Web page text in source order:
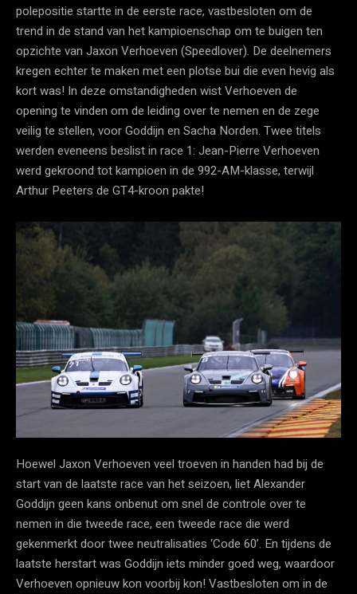
polepositie startte in de eerste race, vastbesloten om de
trend in de stand van het kampioenschap om te buigen ten
opzichte van Jaxon Verhoeven (Speedlover). De deelnemers
kregen echter te maken met een plotse bui die even hevig als
kort was! In deze omstandigheden wist Verhoeven de
opening te vinden om de leiding over te nemen en de zege
veilig te stellen, voor Goddijn en Sacha Norden. Twee titels
werden eveneens beslist in race 1: Jean-Pierre Verhoeven
werd gekroond tot kampioen in de 992-AM-klasse, terwijl
Arthur Peeters de GT4-kroon pakte!
Hoewel Jaxon Verhoeven veel troeven in handen had bij de
start van de laatste race van het seizoen, liet Alexander
Goddijn geen kans onbenut om snel de controle over te
nemen in die tweede race, een tweede race die werd
gekenmerkt door twee neutralisaties ‘Code 60’. En tijdens de
laatste herstart was Goddijn iets minder goed weg, waardoor
Verhoeven opnieuw kon voorbij kon! Vastbesloten om in de